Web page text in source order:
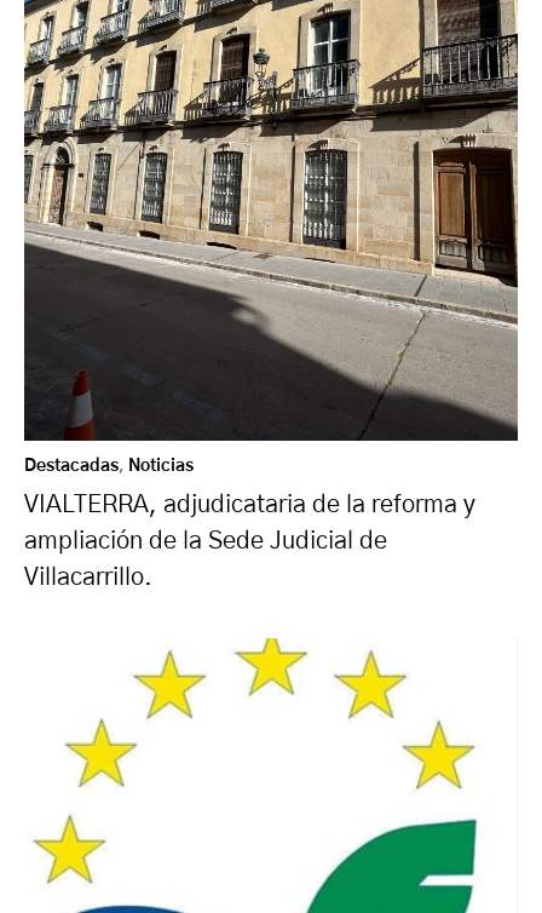
Destacadas, Noticias
VIALTERRA, adjudicataria de la reforma y
ampliación de la Sede Judicial de
Villacarrillo.